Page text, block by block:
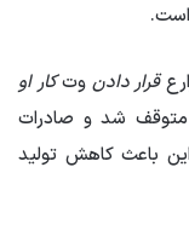
قرار دادن وتکار او
موقت بین 13 تا 15 ژوئن متوقف شد و صادرات
باعث کاهش تولید